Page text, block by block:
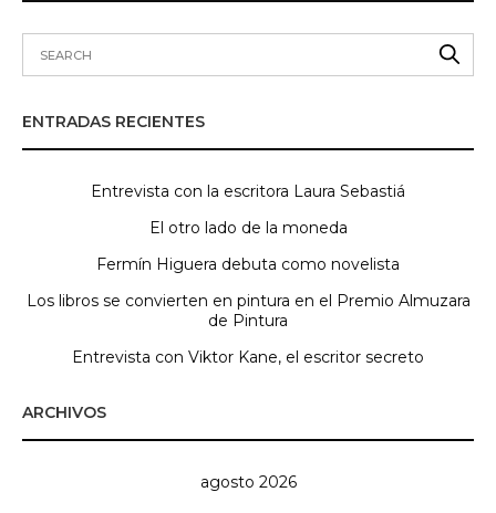
ENTRADAS RECIENTES
Entrevista con la escritora Laura Sebastiá
El otro lado de la moneda
Fermín Higuera debuta como novelista
Los libros se convierten en pintura en el Premio Almuzara
de Pintura
Entrevista con Viktor Kane, el escritor secreto
ARCHIVOS
agosto 2026